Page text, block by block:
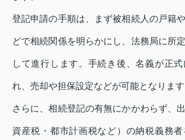
登記申請の手順は、まず被相続人の戸籍
どで相続関係を明らかにし、法務局に所
して進行します。手続き後、名義が正
れ、売却や担保設定などが可能となります
さらに、相続登記の有無にかかわらず、
資産税・都市計画税など）の納税義務